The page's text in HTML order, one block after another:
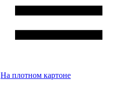
На плотном картоне